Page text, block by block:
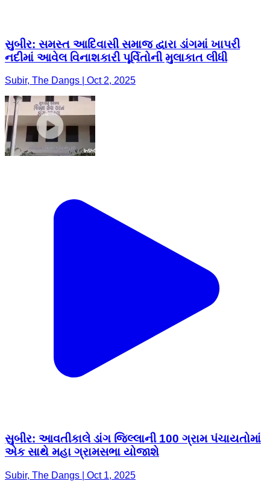
સુબીર: સમસ્ત આદિવાસી સમાજ દ્વારા ડાંગમાં ખાપરી
નદીમાં આવેલ વિનાશકારી પૂર્વિતોની મુલાકાત લીધી
Subir, The Dangs | Oct 2, 2025
સુબીર: આવતીકાલે ડાંગ જિલ્લાની 100 ગ્રામ પંચાયતોમાં
એક સાથે મહા ગ્રામસભા યોજાશે
Subir, The Dangs | Oct 1, 2025